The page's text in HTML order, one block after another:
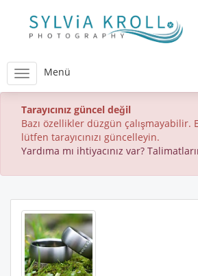
Menü
Tarayıcınız güncel değil
Bazı özellikler düzgün çalışmayabilir.
lütfen tarayıcınızı güncelleyin.
Yardıma mı ihtiyacınız var?